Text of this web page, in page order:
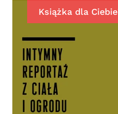
Książka dla Ciebie